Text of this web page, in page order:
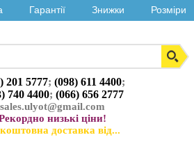
Гарантії Знижки Розміри
201 5777; (098) 611 4400;
740 4400; (066) 656 2777
sales.ulyot@gmail.com
низькі ціни!
доставка від...